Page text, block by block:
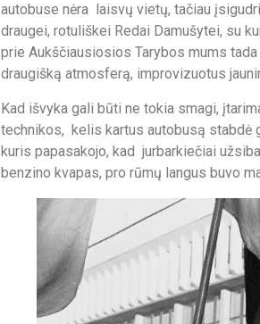
autobuse nėra laisvų vietų, tačiau
draugei, rotuliškei Redai Damušytei, su
prie Aukščiausiosios Tarybos mums
draugišką atmosferą, improvizuotus
Kad išvyka gali būti ne tokia smagi,
technikos, kelis kartus autobusą stabdė
kuris papasakojo, kad jurbarkiečiai
benzino kvapas, pro rūmų langus buvo